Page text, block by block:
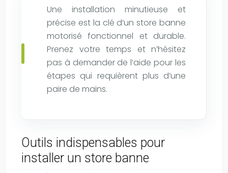
Une installation minutieuse et
précise est la clé d’un store banne
motorisé fonctionnel et durable.
Prenez votre temps et n’hésitez
pas à demander de l’aide pour les
étapes qui requièrent plus d’une
paire de mains.
Outils indispensables pour
installer un store banne